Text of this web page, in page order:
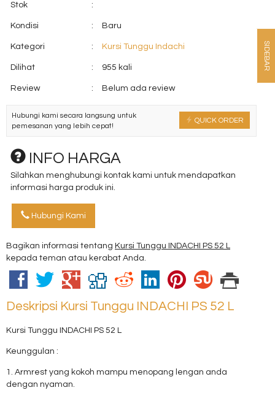
Stok :
Kondisi : Baru
Kategori : Kursi Tunggu Indachi
Dilihat : 955 kali
Review : Belum ada review
QUICK ORDER
Hubungi kami secara langsung untuk
pemesanan yang lebih cepat!
INFO HARGA
Silahkan menghubungi kontak kami untuk mendapatkan
informasi harga produk ini.
Hubungi Kami
Bagikan informasi tentang Kursi Tunggu INDACHI PS 52 L
kepada teman atau kerabat Anda.
Deskripsi Kursi Tunggu INDACHI PS 52 L
Kursi Tunggu INDACHI PS 52 L
Keunggulan :
1. Armrest yang kokoh mampu menopang lengan anda
dengan nyaman.
SIDEBAR